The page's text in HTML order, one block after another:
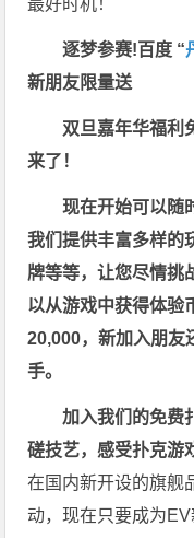
最好时机！
逐梦参赛!百度 “
新朋友限量送
双旦嘉年华福利
来了！
现在开始可以随
我们提供丰富多样的
牌等等，让您尽情挑
以从游戏中获得体验
20,000，新加入朋友
手。
加入我们的免费
磋技艺，感受扑克游
在国内新开设的旗舰
动，现在只要成为